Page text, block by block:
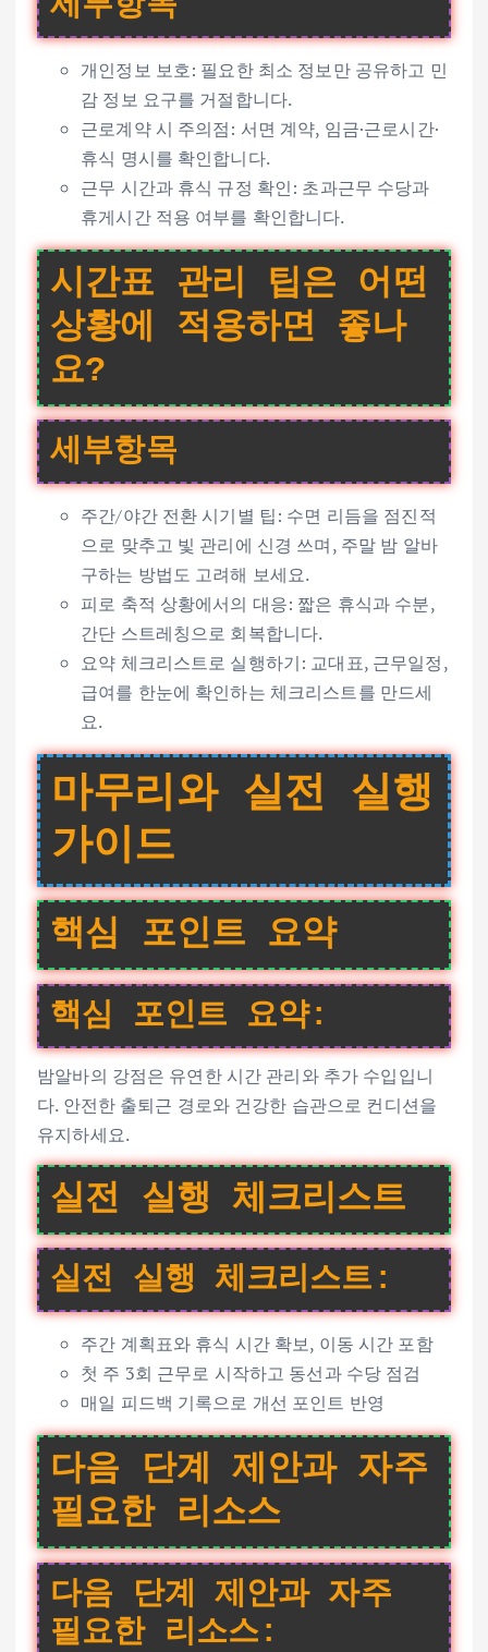
개인정보 보호: 필요한 최소 정보만 공유하고 민
감 정보 요구를 거절합니다.
근로계약 시 주의점: 서면 계약, 임금·근로시간·
휴식 명시를 확인합니다.
근무 시간과 휴식 규정 확인: 초과근무 수당과
휴게시간 적용 여부를 확인합니다.
시간표 관리 팁은 어떤
상황에 적용하면 좋나
요?
세부항목
주간/야간 전환 시기별 팁: 수면 리듬을 점진적
으로 맞추고 빛 관리에 신경 쓰며, 주말 밤 알바
구하는 방법도 고려해 보세요.
피로 축적 상황에서의 대응: 짧은 휴식과 수분,
간단 스트레칭으로 회복합니다.
요약 체크리스트로 실행하기: 교대표, 근무일정,
급여를 한눈에 확인하는 체크리스트를 만드세
요.
마무리와 실전 실행
가이드
핵심 포인트 요약
핵심 포인트 요약:
밤알바의 강점은 유연한 시간 관리와 추가 수입입니
다. 안전한 출퇴근 경로와 건강한 습관으로 컨디션을
유지하세요.
실전 실행 체크리스트
실전 실행 체크리스트:
주간 계획표와 휴식 시간 확보, 이동 시간 포함
첫 주 3회 근무로 시작하고 동선과 수당 점검
매일 피드백 기록으로 개선 포인트 반영
다음 단계 제안과 자주
필요한 리소스
다음 단계 제안과 자주
필요한 리소스: